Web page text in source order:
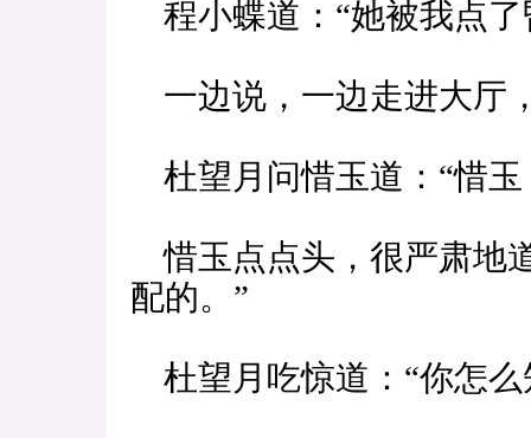
程小蝶道：“她被我点了
一边说，一边走进大厅
杜望月问惜玉道：“惜玉
惜玉点点头，很严肃地
配的。”
杜望月吃惊道：“你怎么